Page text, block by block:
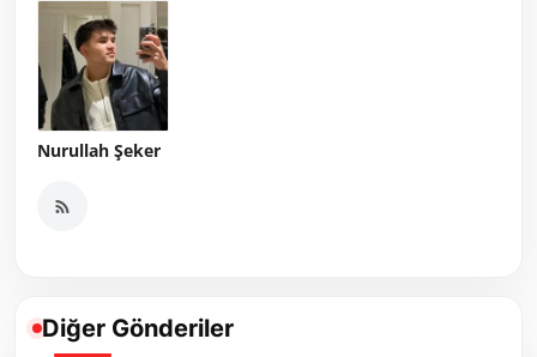
Nurullah Şeker
Diğer Gönderiler